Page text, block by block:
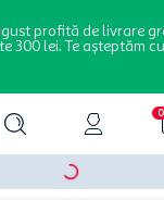
profită de livrare
300 lei. Te așteptăm
0